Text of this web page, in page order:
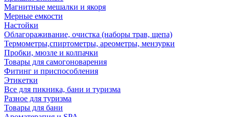
Магнитные мешалки и якоря
Мерные емкости
Настойки
Облагораживание, очистка (наборы трав, щепа)
Термометры,спиртометры, ареометры, мензурки
Пробки, мюзле и колпачки
Товары для самогоноварения
Фитинг и приспособления
Этикетки
Все для пикника, бани и туризма
Разное для туризма
Товары для бани